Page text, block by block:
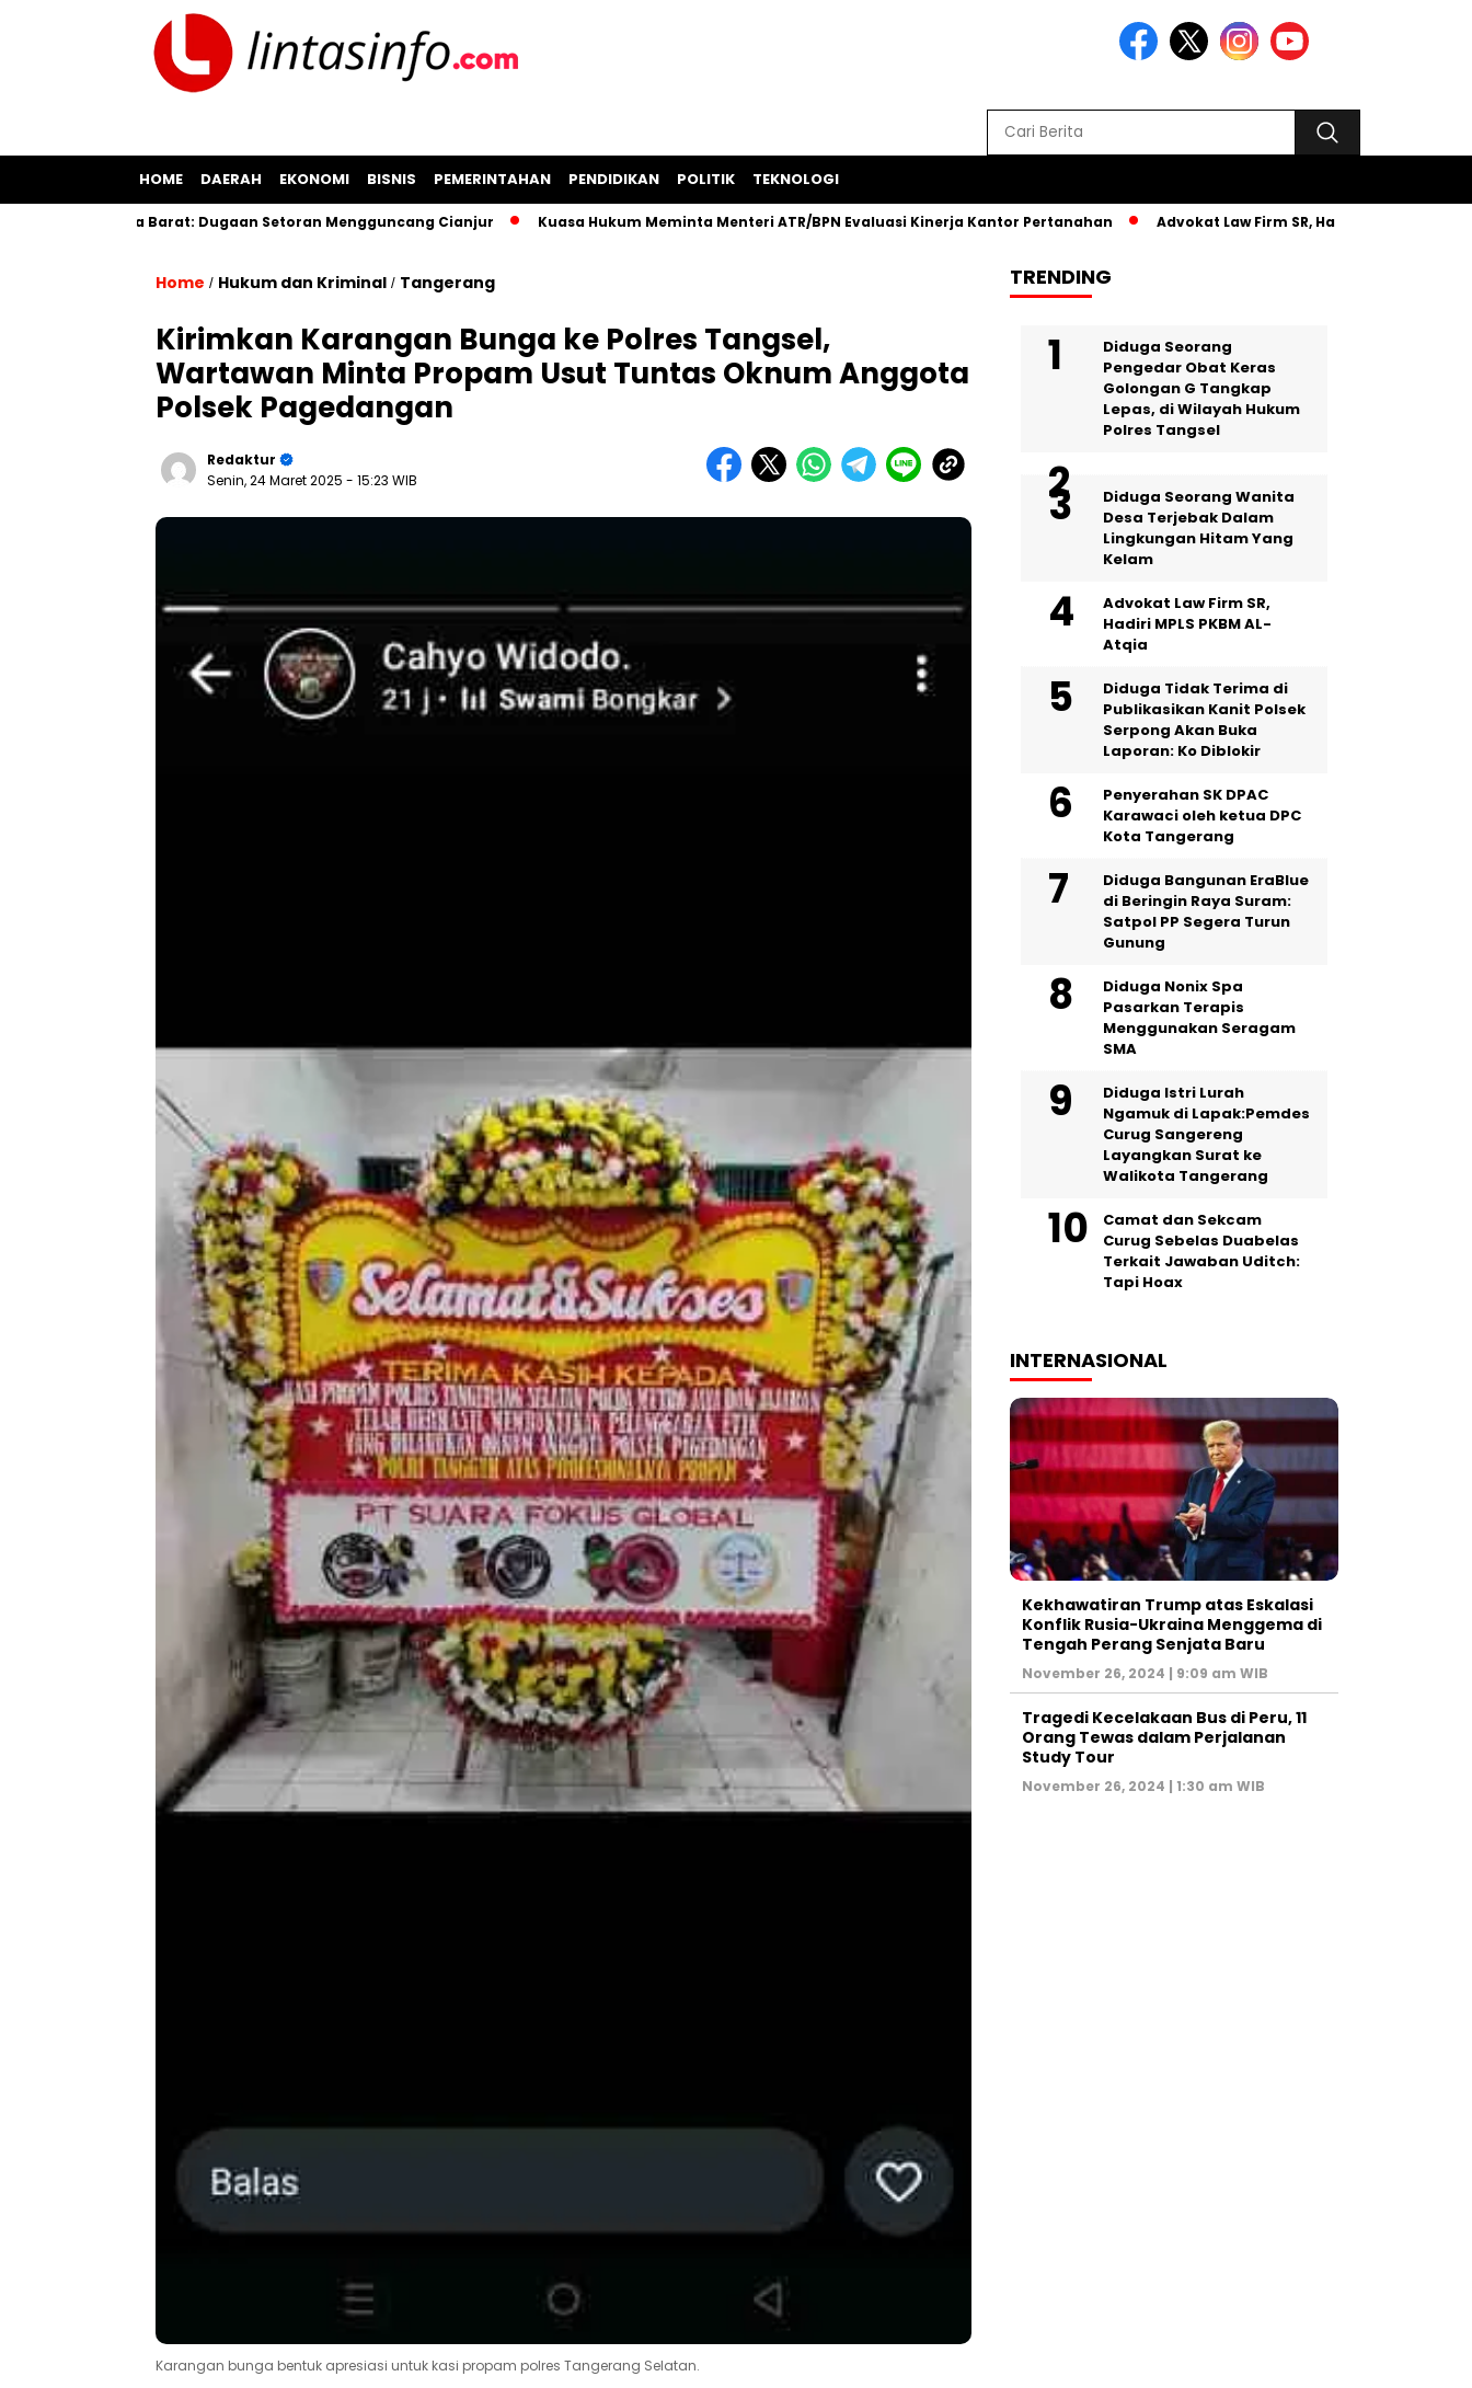
HOME DAERAH EKONOMI BISNIS PEMERINTAHAN PENDIDIKAN POLITIK TEKNOLOGI
di Jawa Barat: Dugaan Setoran Mengguncang Cianjur Kuasa Hukum Meminta Menteri ATR/BPN Evaluasi Kinerja Kantor Pertanahan Advokat Law Firm SR, Hadiri MPLS PKBM AL-Atqia
Home / Hukum dan Kriminal / Tangerang
Kirimkan Karangan Bunga ke Polres Tangsel,
Wartawan Minta Propam Usut Tuntas Oknum Anggota
Polsek Pagedangan
Redaktur
Senin, 24 Maret 2025 - 15:23 WIB
Karangan bunga bentuk apresiasi untuk kasi propam polres Tangerang Selatan.
TRENDING
‎Diduga Seorang
Pengedar Obat Keras
Golongan G Tangkap
Lepas, di Wilayah Hukum
Polres Tangsel
‎Diduga Seorang Wanita
Desa Terjebak Dalam
Lingkungan Hitam Yang
Kelam
Advokat Law Firm SR,
Hadiri MPLS PKBM AL-
Atqia
Diduga Tidak Terima di
Publikasikan Kanit Polsek
Serpong Akan Buka
Laporan: Ko Diblokir
Penyerahan SK DPAC
Karawaci oleh ketua DPC
Kota Tangerang
Diduga Bangunan EraBlue
di Beringin Raya Suram:
Satpol PP Segera Turun
Gunung
‎Diduga Nonix Spa
Pasarkan Terapis
Menggunakan Seragam
SMA
‎Diduga Istri Lurah
Ngamuk di Lapak:Pemdes
Curug Sangereng
Layangkan Surat ke
Walikota Tangerang
Camat dan Sekcam
Curug Sebelas Duabelas
Terkait Jawaban Uditch:
Tapi Hoax
INTERNASIONAL
Kekhawatiran Trump atas Eskalasi
Konflik Rusia-Ukraina Menggema di
Tengah Perang Senjata Baru
November 26, 2024 | 9:09 am WIB
Tragedi Kecelakaan Bus di Peru, 11
Orang Tewas dalam Perjalanan
Study Tour
November 26, 2024 | 1:30 am WIB